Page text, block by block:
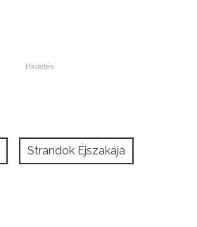
Strandok Éjszakája